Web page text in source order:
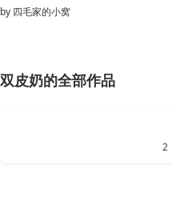
by 四毛家的小窝
双皮奶的全部作品
2